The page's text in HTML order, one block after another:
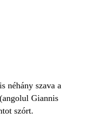
néhány szava a
Giannis
szórt.